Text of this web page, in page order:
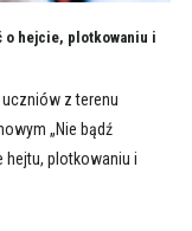
o hejcie, plotkowaniu i
uczniów z terenu
„Nie bądź
hejtu, plotkowaniu i